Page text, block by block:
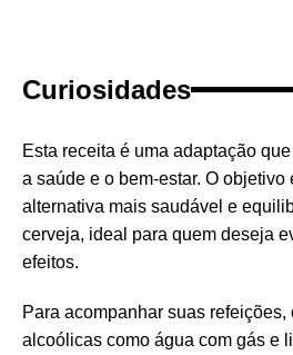
Curiosidades
Esta receita é uma adaptação
a saúde e o bem-estar. O objetivo
alternativa mais saudável e
cerveja, ideal para quem deseja
efeitos.
Para acompanhar suas
alcoólicas como água com gás e